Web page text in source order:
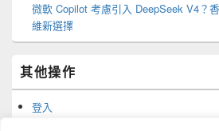
微軟 Copilot 考慮引入 DeepSeek V4？
維新選擇
其他操作
登入